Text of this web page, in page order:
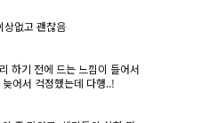
몸에 이상없고 괜찮음
하기 전에 드는 느낌이 들어서
어서 걱정했는데 다행..!